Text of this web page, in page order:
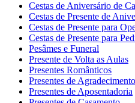
Cestas de Aniversário de
Cestas de Presente de
Cestas de Presente para
Cestas de Presente para
Pesâmes e Funeral
Presente de Volta as Aulas
Presentes Românticos
Presentes de Agradecimento
Presentes de Aposentadoria